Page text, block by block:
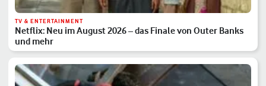
TV & ENTERTAINMENT
Netflix: Neu im August 2026 – das Finale von Outer Banks
und mehr